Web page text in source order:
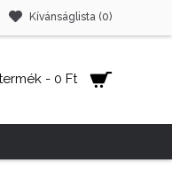
Kívánságlista (0)
- 0 Ft